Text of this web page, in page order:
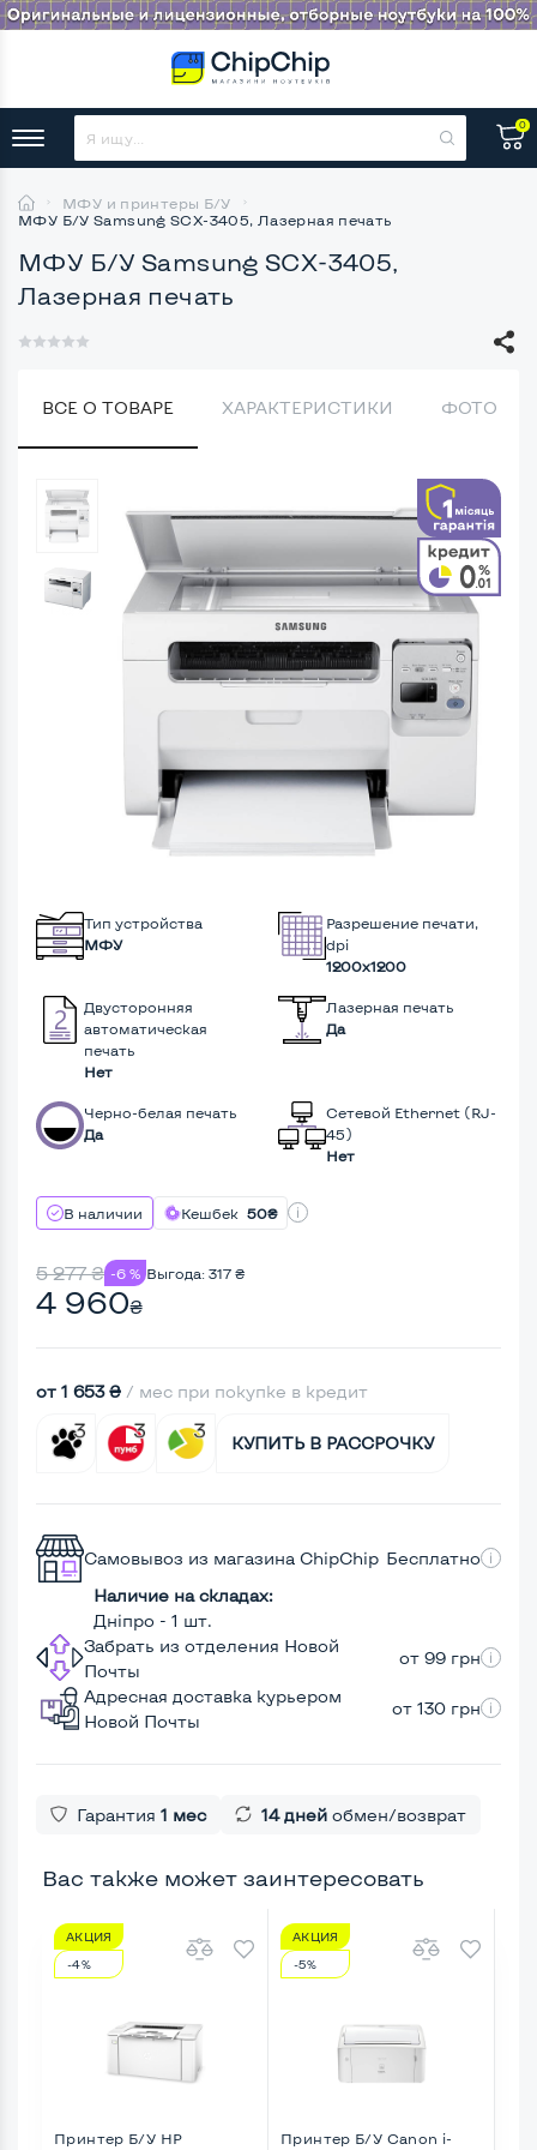
0
МФУ и принтеры Б/У
МФУ Б/У Samsung SCX-3405, Лазерная печать
МФУ Б/У Samsung SCX-3405,
Лазерная печать
ВСЕ О ТОВАРЕ ХАРАКТЕРИСТИКИ ФОТО
Тип устройства
МФУ
Разрешение печати,
dpi
1200x1200
Двусторонняя
автоматическая
печать
Нет
Лазерная печать
Да
Черно-белая печать
Да
Сетевой Ethernet (RJ-
45)
Нет
В наличии Кешбек 50₴
5 277₴ -6 % Выгода: 317 ₴
4 960₴
от 1 653 ₴ / мес при покупке в кредит
КУПИТЬ В РАССРОЧКУ
Самовывоз из магазина ChipChip Бесплатно
Наличие на складах:
Дніпро - 1 шт.
Забрать из отделения Новой
Почты
от 99 грн
Адресная доставка курьером
Новой Почты
от 130 грн
Гарантия 1 мес 14 дней обмен/возврат
Вас также может заинтересовать
АКЦИЯ
-4%
Принтер Б/У HP
АКЦИЯ
-5%
Принтер Б/У Canon i-